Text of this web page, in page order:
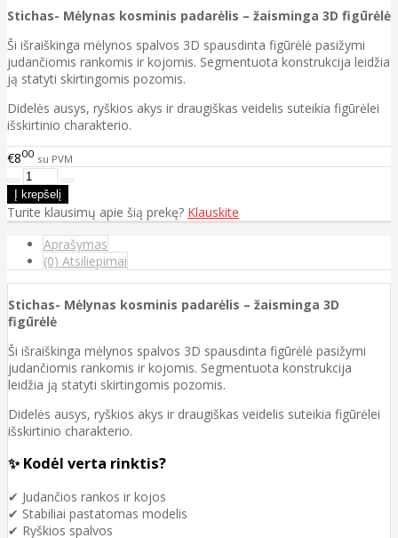
Stichas- Mėlynas kosminis padarėlis – žaisminga 3D figūrėlė
Ši išraiškinga mėlynos spalvos 3D spausdinta figūrėlė pasižymi
judančiomis rankomis ir kojomis. Segmentuota konstrukcija leidžia
ją statyti skirtingomis pozomis.
Didelės ausys, ryškios akys ir draugiškas veidelis suteikia figūrėlei
išskirtinio charakterio.
€800 su PVM
Turite klausimų apie šią prekę? Klauskite
Aprašymas
(0) Atsiliepimai
Stichas- Mėlynas kosminis padarėlis – žaisminga 3D
figūrėlė
Ši išraiškinga mėlynos spalvos 3D spausdinta figūrėlė pasižymi
judančiomis rankomis ir kojomis. Segmentuota konstrukcija
leidžia ją statyti skirtingomis pozomis.
Didelės ausys, ryškios akys ir draugiškas veidelis suteikia figūrėlei
išskirtinio charakterio.
✨ Kodėl verta rinktis?
✔ Judančios rankos ir kojos
✔ Stabiliai pastatomas modelis
✔ Ryškios spalvos